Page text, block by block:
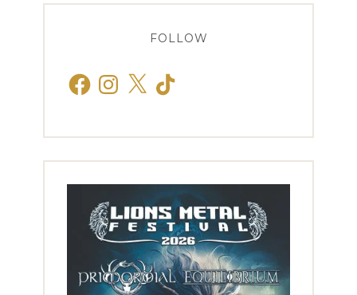
FOLLOW
FacebookInstagram
X TikTok